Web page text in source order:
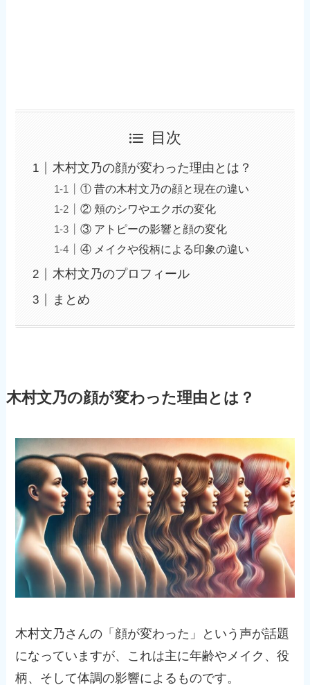
目次
木村文乃の顔が変わった理由とは？
① 昔の木村文乃の顔と現在の違い
② 頬のシワやエクボの変化
③ アトピーの影響と顔の変化
④ メイクや役柄による印象の違い
木村文乃のプロフィール
まとめ
木村文乃の顔が変わった理由とは？
木村文乃さんの「顔が変わった」という声が話題
になっていますが、これは主に年齢やメイク、役
柄、そして体調の影響によるものです。